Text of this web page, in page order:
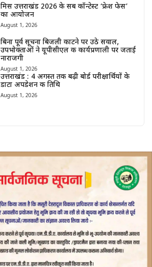
मिस उत्तराखंड 2026 के सब कॉन्टेस्ट ‘फ्रेश फेस’
का आयोजन
August 1, 2026
बिना पूर्व सूचना बिजली काटने पर उठे सवाल,
उपभोक्ताओं ने यूपीसीएल की कार्यप्रणाली पर जताई
नाराजगी
August 1, 2026
उत्तराखंड : 4 अगस्त तक बढ़ी बोर्ड परीक्षार्थियों के
डाटा अपडेशन की तिथि
August 1, 2026